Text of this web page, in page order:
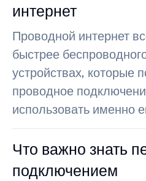
интернет
Проводной интернет
быстрее
устройствах, которые
проводное
использовать именно
Что важно знать
подключением